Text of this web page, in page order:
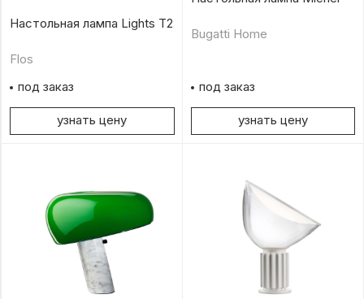
Настольная лампа Lights T2
Flos
под заказ
узнать цену
Bugatti Home
под заказ
узнать цену